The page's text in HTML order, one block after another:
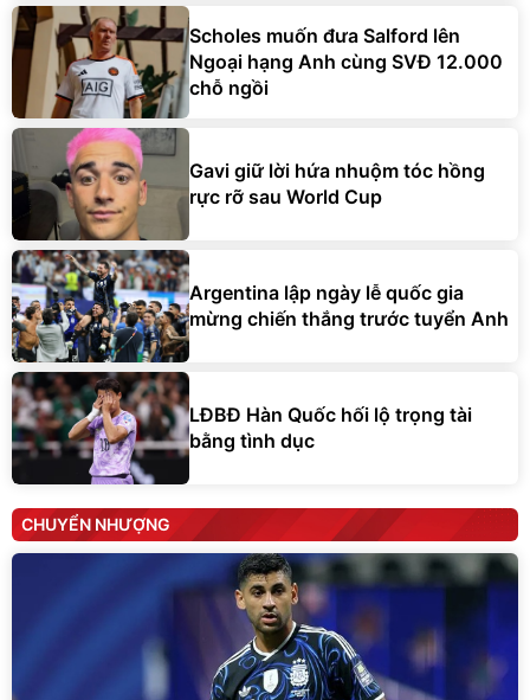
Scholes muốn đưa Salford lên
Ngoại hạng Anh cùng SVĐ 12.000
chỗ ngồi
Gavi giữ lời hứa nhuộm tóc hồng
rực rỡ sau World Cup
Argentina lập ngày lễ quốc gia
mừng chiến thắng trước tuyển Anh
LĐBĐ Hàn Quốc hối lộ trọng tài
bằng tình dục
CHUYỂN NHƯỢNG